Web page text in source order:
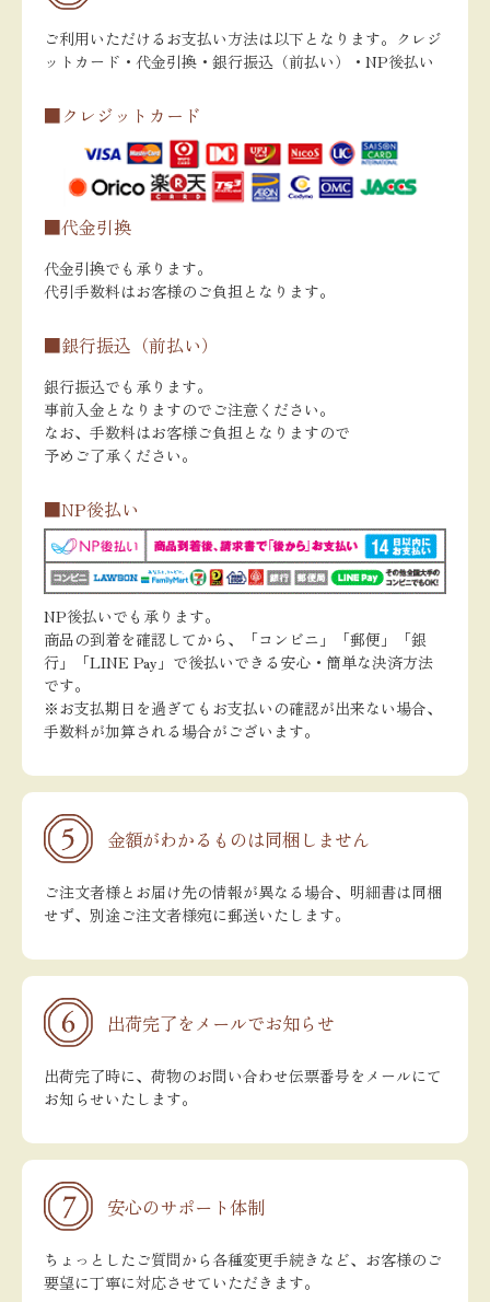
ご利用いただけるお支払い方法は以下となります。クレジ
ットカード・代金引換・銀行振込（前払い）・NP後払い
■クレジットカード
■代金引換
代金引換でも承ります。
代引手数料はお客様のご負担となります。
■銀行振込（前払い）
銀行振込でも承ります。
事前入金となりますのでご注意ください。
なお、手数料はお客様ご負担となりますので
予めご了承ください。
■NP後払い
NP後払いでも承ります。
商品の到着を確認してから、「コンビニ」「郵便」「銀
行」「LINE Pay」で後払いできる安心・簡単な決済方法
です。
※お支払期日を過ぎてもお支払いの確認が出来ない場合、
手数料が加算される場合がございます。
金額がわかるものは同梱しません
ご注文者様とお届け先の情報が異なる場合、明細書は同梱
せず、別途ご注文者様宛に郵送いたします。
出荷完了をメールでお知らせ
出荷完了時に、荷物のお問い合わせ伝票番号をメールにて
お知らせいたします。
安心のサポート体制
ちょっとしたご質問から各種変更手続きなど、お客様のご
要望に丁寧に対応させていただきます。